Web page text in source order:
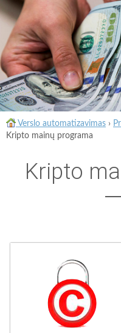
Verslo automatizavimas ›
Kripto mainų programa
Kripto